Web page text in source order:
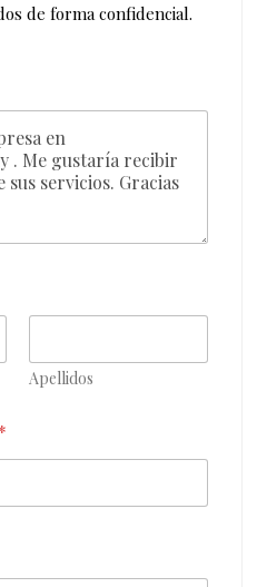
de forma confidencial.
Apellidos
*